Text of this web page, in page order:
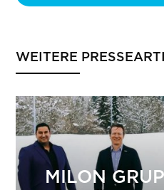
WEITERE
MILON